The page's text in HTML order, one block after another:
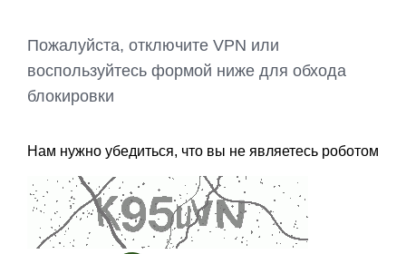
Пожалуйста, отключите VPN или
воспользуйтесь формой ниже для обхода
блокировки
Нам нужно убедиться, что вы не являетесь роботом